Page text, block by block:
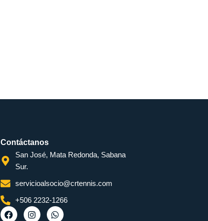
Contáctanos
San José, Mata Redonda, Sabana
Sur.
servicioalsocio@crtennis.com
+506 2232-1266
F
a
I
n
W
h